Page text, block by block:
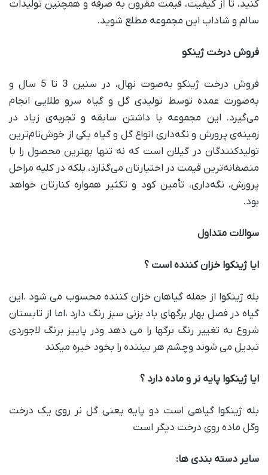
کنید، تا از کیفیت، قیمت مقرون به ‌صرفه و همچنین تولیدات
سالم و شاداب این مجموعه مطلع شوید.
فروش درخت ژینکو
فروش درخت ژینکو به‌صوت نهال، در سنین 3 تا 5 سال و
به‌صورت عمده توسط تولیدی گل و گیاه سرو طلایی انجام
می‌گیرد. این مجموعه با داشتن سابقه و تجربه‌ی زیاد در
زمینه‌ی پرورش و نگه‌داری انواع گل و گیاه یکی از خوش‌نام‌ترین
تولیدکنندگان در گیلان است که نه تنها بهترین محصول را با
منصفانه‌ترین قیمت در اختیارتان می‌گذارد، بلکه در کلیه مراحل
پرورش، نگه‌داری، تأمین کود و تکثیر همواره کنارتان خواهد
بود.
سوالات متداول
ایا ژینکوا خزان کننده است ؟
بله ژینکوا از جمله گیاهان خزان کننده محسوب می شود .این
گیاه در فصل بهار برگهای باد بزنی سبز رنگ دارد ،اما از تابستان
شروع به تغییر رنگ برگها را می دهد ودر پاییز برنگ لاجوردی
تبدیل می شوند وچشم هر بیننده را بخود خیره میکند
ایا ژینکوا پایه نر و ماده دارد ؟
بله ژینکوا گیاهی است دو پایه یعنی گل نر روی یک درخت
وگل ماده روی درخت دیگر است
سایر دسته بندی ها: